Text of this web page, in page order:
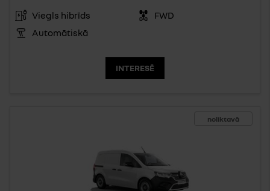
Viegls hibrīds
FWD
Automātiskā
INTERESĒ
noliktavā